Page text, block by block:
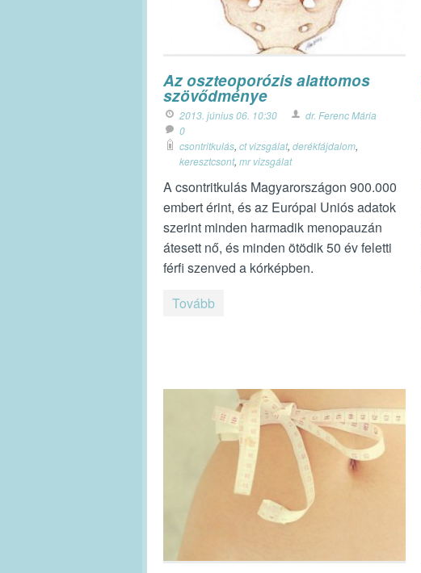
Az oszteoporózis alattomos
szövődménye
2013. június 06. 10:30
dr. Ferenc Mária
0
csontritkulás, ct vizsgálat, derékfájdalom,
keresztcsont, mr vizsgálat
A csontritkulás Magyarországon 900.000
embert érint, és az Európai Uniós adatok
szerint minden harmadik menopauzán
átesett nő, és minden ötödik 50 év feletti
férfi szenved a kórképben.
Tovább